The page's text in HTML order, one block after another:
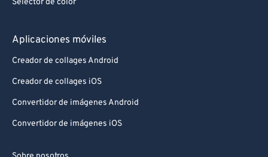
Selector de color
Aplicaciones móviles
Creador de collages Android
Creador de collages iOS
Convertidor de imágenes Android
Convertidor de imágenes iOS